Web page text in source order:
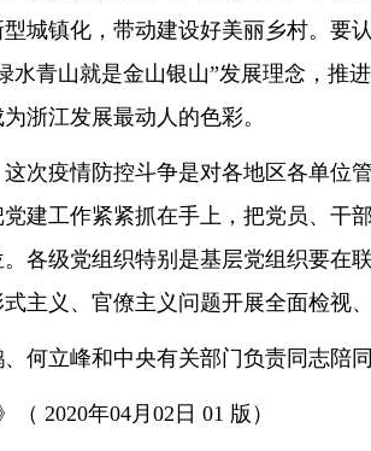
城镇化，带动建设好美丽乡村。要
水青山就是金山银山”发展理念，推
浙江发展最动人的色彩。
次疫情防控斗争是对各地区各单位
建工作紧紧抓在手上，把党员、干
各级党组织特别是基层党组织要在
主义、官僚主义问题开展全面检视
何立峰和中央有关部门负责同志陪
（ 2020年04月02日 01 版）